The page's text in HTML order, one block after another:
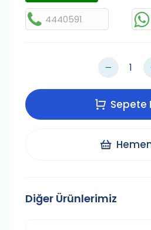
4440591
Sepete
Diğer Ürünlerimiz